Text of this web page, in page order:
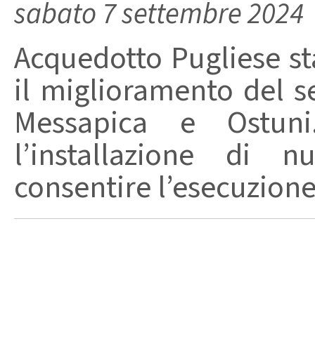
sabato 7 settembre 2024
Acquedotto Pugliese
il miglioramento del
Messapica e
l’installazione di
consentire